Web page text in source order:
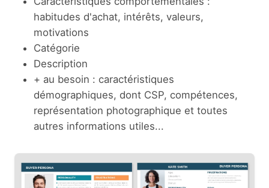
habitudes d'achat, intérêts, valeurs,
motivations
Catégorie
Description
+ au besoin : caractéristiques
démographiques, dont CSP, compétences,
représentation photographique et toutes
autres informations utiles...